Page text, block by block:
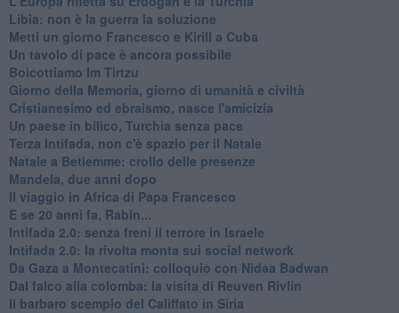
Libia: non è la guerra la soluzione
Metti un giorno Francesco e Kirill a Cuba
Un tavolo di pace è ancora possibile
Boicottiamo Im Tirtzu
Giorno della Memoria, giorno di umanità e civiltà
Cristianesimo ed ebraismo, nasce l'amicizia
Un paese in bilico, Turchia senza pace
Terza Intifada, non c'è spazio per il Natale
Natale a Betlemme: crollo delle presenze
Mandela, due anni dopo
Il viaggio in Africa di Papa Francesco
E se 20 anni fa, Rabin...
Intifada 2.0: senza freni il terrore in Israele
Intifada 2.0: la rivolta monta sui social network
Da Gaza a Montecatini: colloquio con Nidaa Badwan
Dal falco alla colomba: la visita di Reuven Rivlin
Il barbaro scempio del Califfato in Siria